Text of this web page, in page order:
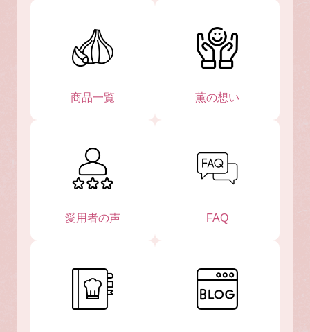
商品一覧 薫の想い
愛用者の声 FAQ